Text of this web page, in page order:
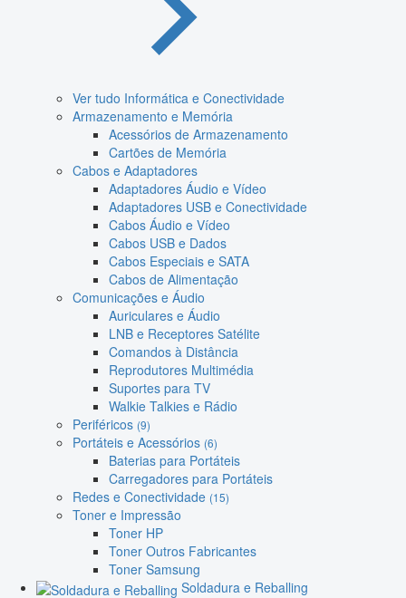
Ver tudo Informática e Conectividade
Armazenamento e Memória
Acessórios de Armazenamento
Cartões de Memória
Cabos e Adaptadores
Adaptadores Áudio e Vídeo
Adaptadores USB e Conectividade
Cabos Áudio e Vídeo
Cabos USB e Dados
Cabos Especiais e SATA
Cabos de Alimentação
Comunicações e Áudio
Auriculares e Áudio
LNB e Receptores Satélite
Comandos à Distância
Reprodutores Multimédia
Suportes para TV
Walkie Talkies e Rádio
Periféricos (9)
Portáteis e Acessórios (6)
Baterias para Portáteis
Carregadores para Portáteis
Redes e Conectividade (15)
Toner e Impressão
Toner HP
Toner Outros Fabricantes
Toner Samsung
Soldadura e Reballing